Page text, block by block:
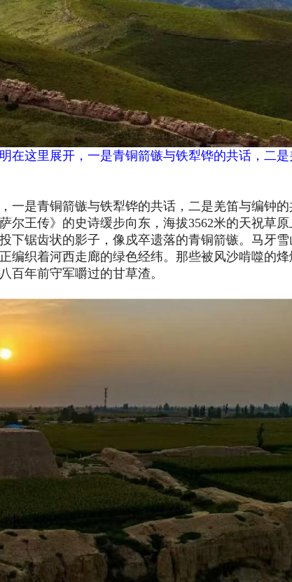
这里展开，一是青铜箭镞与铁犁铧的共话，二是
一是青铜箭镞与铁犁铧的共话，二是羌笛与编钟的
尔王传》的史诗缓步向东，海拔3562米的天祝草
下锯齿状的影子，像戍卒遗落的青铜箭镞。马牙雪
编织着河西走廊的绿色经纬。那些被风沙啃噬的烽
百年前守军嚼过的甘草渣。